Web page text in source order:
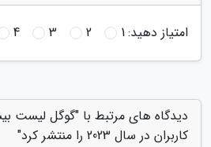
امتیاز دهید:1
2
3
4
دیدگاه های مرتبط با "گوگل لیست
کاربران در سال 2023 را منتشر کرد"